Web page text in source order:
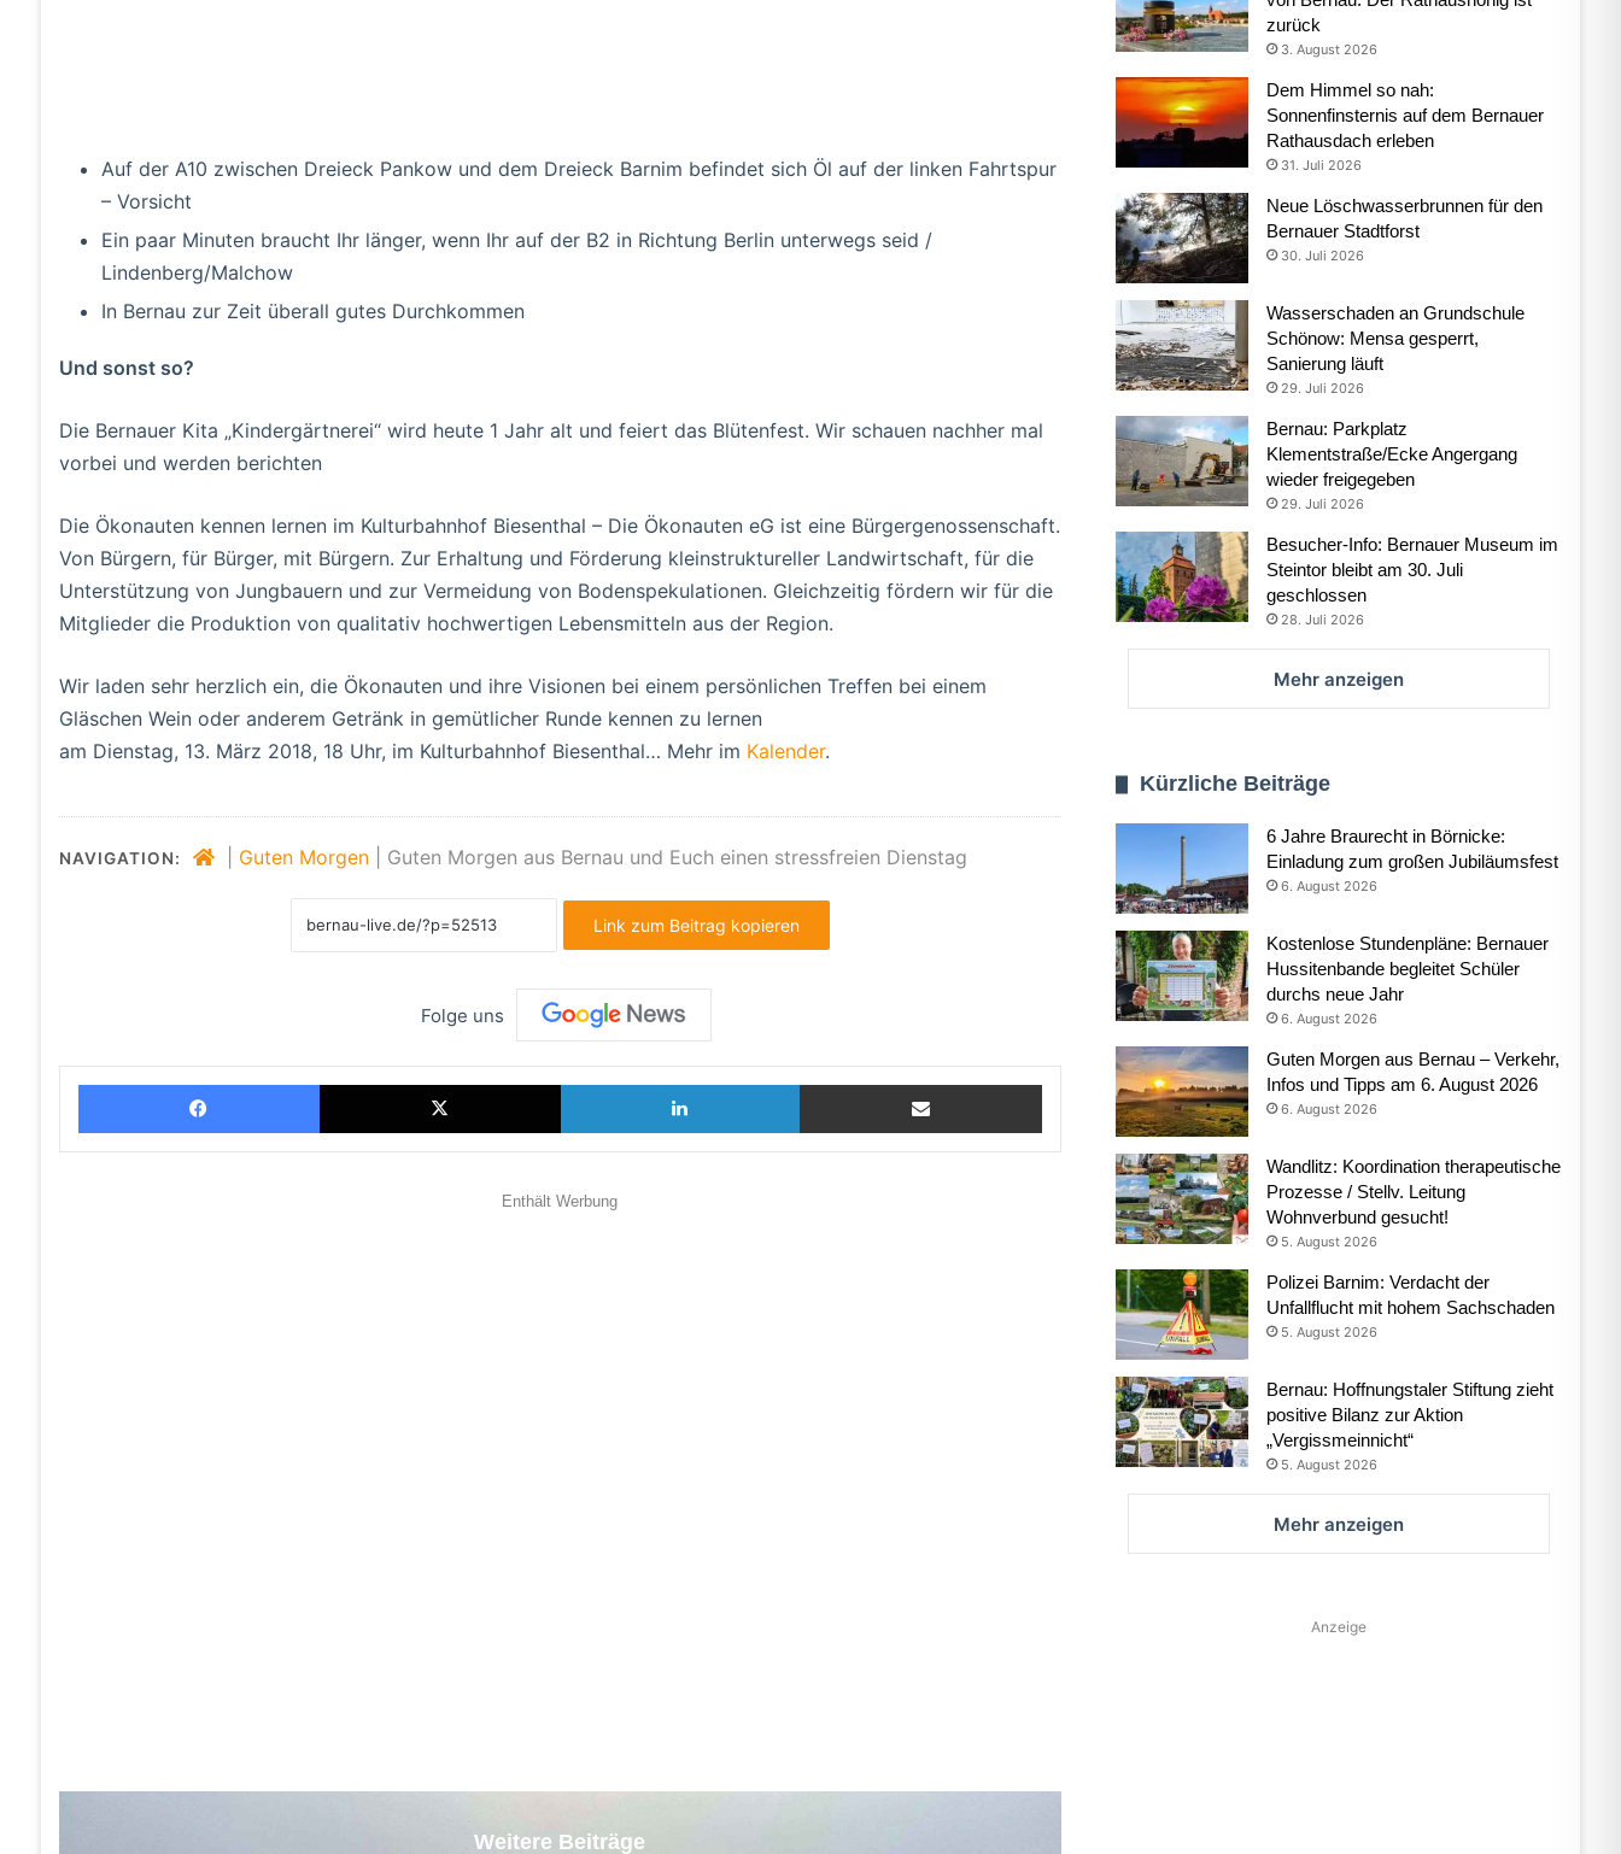
Auf der A10 zwischen Dreieck Pankow und dem Dreieck Barnim befindet sich Öl auf der linken Fahrtspur
– Vorsicht
Ein paar Minuten braucht Ihr länger, wenn Ihr auf der B2 in Richtung Berlin unterwegs seid /
Lindenberg/Malchow
In Bernau zur Zeit überall gutes Durchkommen
Und sonst so?
Die Bernauer Kita „Kindergärtnerei“ wird heute 1 Jahr alt und feiert das Blütenfest. Wir schauen nachher mal
vorbei und werden berichten
Die Ökonauten kennen lernen im Kulturbahnhof Biesenthal – Die Ökonauten eG ist eine Bürgergenossenschaft.
Von Bürgern, für Bürger, mit Bürgern. Zur Erhaltung und Förderung kleinstruktureller Landwirtschaft, für die
Unterstützung von Jungbauern und zur Vermeidung von Bodenspekulationen. Gleichzeitig fördern wir für die
Mitglieder die Produktion von qualitativ hochwertigen Lebensmitteln aus der Region.
Wir laden sehr herzlich ein, die Ökonauten und ihre Visionen bei einem persönlichen Treffen bei einem
Gläschen Wein oder anderem Getränk in gemütlicher Runde kennen zu lernen
am Dienstag, 13. März 2018, 18 Uhr, im Kulturbahnhof Biesenthal… Mehr im Kalender.
NAVIGATION: Guten Morgen| Guten Morgen aus Bernau und Euch einen stressfreien Dienstag
Link zum Beitrag kopieren
Folge uns
Facebook X LinkedIn Teilen via E-Mail
Enthält Werbung
Weitere Beiträge
zurück
3. August 2026
Dem Himmel so nah:
Sonnenfinsternis auf dem Bernauer
Rathausdach erleben
31. Juli 2026
Neue Löschwasserbrunnen für den
Bernauer Stadtforst
30. Juli 2026
Wasserschaden an Grundschule
Schönow: Mensa gesperrt,
Sanierung läuft
29. Juli 2026
Bernau: Parkplatz
Klementstraße/Ecke Angergang
wieder freigegeben
29. Juli 2026
Besucher-Info: Bernauer Museum im
Steintor bleibt am 30. Juli
geschlossen
28. Juli 2026
Mehr anzeigen
Kürzliche Beiträge
6 Jahre Braurecht in Börnicke:
Einladung zum großen Jubiläumsfest
6. August 2026
Kostenlose Stundenpläne: Bernauer
Hussitenbande begleitet Schüler
durchs neue Jahr
6. August 2026
Guten Morgen aus Bernau – Verkehr,
Infos und Tipps am 6. August 2026
6. August 2026
Wandlitz: Koordination therapeutische
Prozesse / Stellv. Leitung
Wohnverbund gesucht!
5. August 2026
Polizei Barnim: Verdacht der
Unfallflucht mit hohem Sachschaden
5. August 2026
Bernau: Hoffnungstaler Stiftung zieht
positive Bilanz zur Aktion
„Vergissmeinnicht“
5. August 2026
Mehr anzeigen
Anzeige